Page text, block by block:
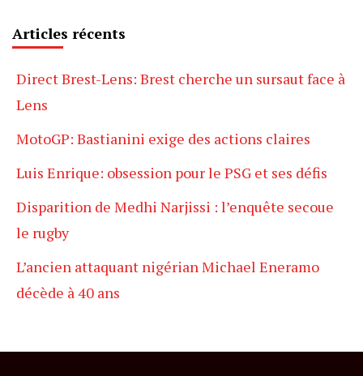
Articles récents
Direct Brest-Lens: Brest cherche un sursaut face à
Lens
MotoGP: Bastianini exige des actions claires
Luis Enrique: obsession pour le PSG et ses défis
Disparition de Medhi Narjissi : l’enquête secoue
le rugby
L’ancien attaquant nigérian Michael Eneramo
décède à 40 ans